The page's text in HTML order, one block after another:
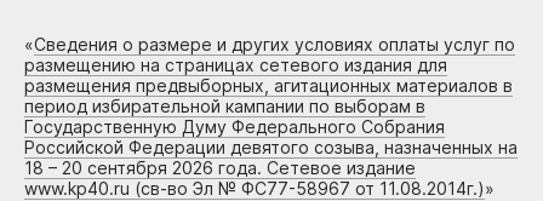
«Сведения о размере и других условиях оплаты услуг по
размещению на страницах сетевого издания для
размещения предвыборных, агитационных материалов в
период избирательной кампании по выборам в
Государственную Думу Федерального Собрания
Российской Федерации девятого созыва, назначенных на
18 – 20 сентября 2026 года. Сетевое издание
www.kp40.ru (св-во Эл № ФС77-58967 от 11.08.2014г.)»